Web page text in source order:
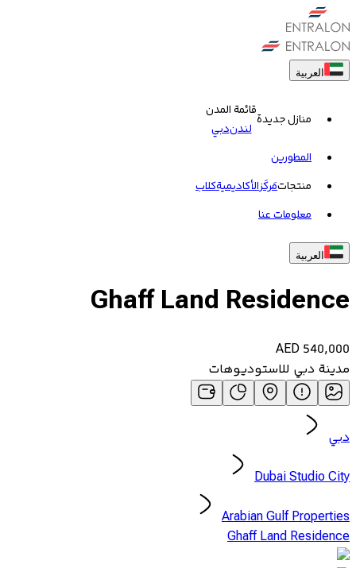
العربية
منازل جديدة
قائمة المدن
لندندبي
المطورين
منتجاتمَركَزالأكاديميةکلاب
معلومات عنا
العربية
Ghaff Land Residence
AED 540,000
مدينة دبي للاستوديوهات
دبي
Dubai Studio City
Arabian Gulf Properties
Ghaff Land Residence